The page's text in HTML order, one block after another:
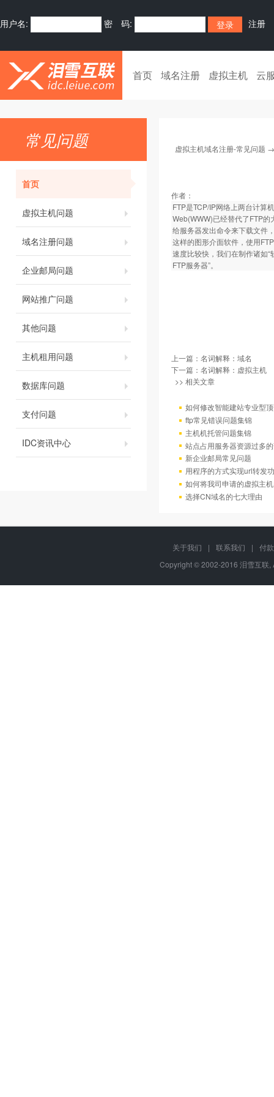
用户名: 密 码: 注册
首页 域名注册 虚拟主机 云
常见问题
首页
虚拟主机问题
域名注册问题
企业邮局问题
网站推广问题
其他问题
主机租用问题
数据库问题
支付问题
IDC资讯中心
虚拟主机域名注册-常见问题
作者：
FTP是TCP/IP网络上两台计算
Web(WWW)已经替代了FTP
给服务器发出命令来下载文件
这样的图形介面软件，使用
速度比较快，我们在制作诸如
FTP服务器”。
上一篇： 名词解释：域名
下一篇： 名词解释：虚拟主机
>> 相关文章
如何修改智能建站专业型
ftp常见错误问题集锦
主机机托管问题集锦
站点占用服务器资源过多
新企业邮局常见问题
用程序的方式实现url转发
如何将我司申请的虚拟主
选择CN域名的七大理由
关于我们 | 联系我们 |
付
Copyright © 2002-2016 泪雪互